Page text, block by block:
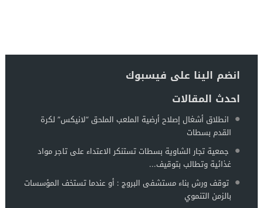
انضم الينا على فيسبوك
احدث المقالات
انطلاق أشغال إصلاح أرضية الملعب الملحق “لانيكس” لكرة
القدم بسطات
جمعية تجار الشاوية بسطات تستنكر الاعتداء على تاجر مواد
غذائية وتطالب بتوقيف...
توقف ورش بناء مستشفى البروج : أو عندما تستخف المؤسسات
بالزمن التنموي